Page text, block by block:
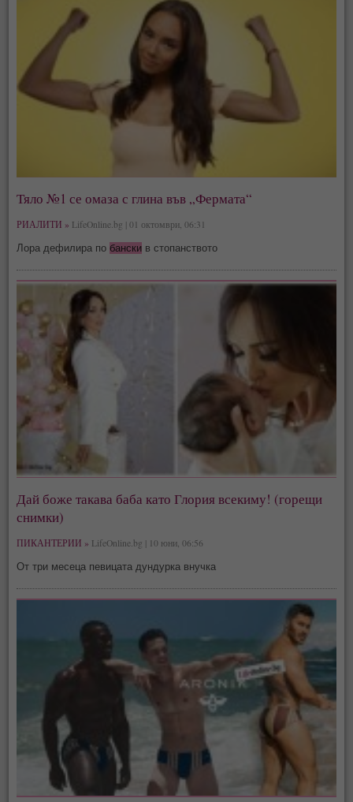
Тяло №1 се омаза с глина във „Фермата“
РИАЛИТИ » LifeOnline.bg | 01 октомври, 06:31
Лора дефилира по бански в стопанството
Дай боже такава баба като Глория всекиму! (горещи
снимки)
ПИКАНТЕРИИ » LifeOnline.bg | 10 юни, 06:56
От три месеца певицата дундурка внучка